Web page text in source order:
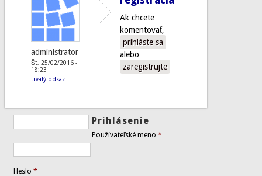
administrator
Št, 25/02/2016 -
18:23
trvalý odkaz
Ak chcete
komentovať,
prihláste sa
alebo
zaregistrujte
Prihlásenie
Používateľské meno*
Heslo*